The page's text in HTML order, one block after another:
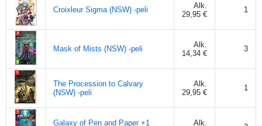
Croixleur Sigma (NSW) -peli
Alk.
29,95 €
1
Mask of Mists (NSW) -peli
Alk.
14,34 €
3
The Procession to Calvary
(NSW) -peli
Alk.
29,95 €
1
Galaxy of Pen and Paper +1
Alk.